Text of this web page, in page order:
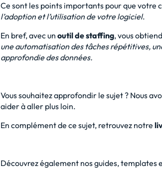
Ce sont les points importants pour que votre
l’adoption et l’utilisation de votre logiciel.
En bref, avec un outil de staffing, vous
une automatisation des tâches répétitives,
approfondie des données.
Vous souhaitez approfondir le sujet ? Nous
aider à aller plus loin.
En complément de ce sujet, retrouvez notre
Découvrez également nos guides, templates